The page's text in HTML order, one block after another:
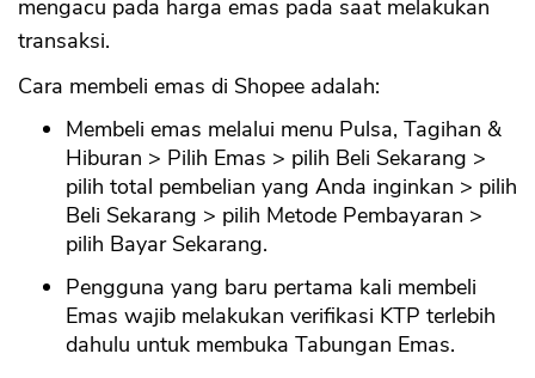
mengacu pada harga emas pada saat melakukan
transaksi.
Cara membeli emas di Shopee adalah:
Membeli emas melalui menu Pulsa, Tagihan &
Hiburan > Pilih Emas > pilih Beli Sekarang >
pilih total pembelian yang Anda inginkan > pilih
Beli Sekarang > pilih Metode Pembayaran >
pilih Bayar Sekarang.
Pengguna yang baru pertama kali membeli
Emas wajib melakukan verifikasi KTP terlebih
dahulu untuk membuka Tabungan Emas.